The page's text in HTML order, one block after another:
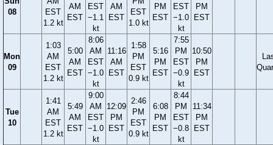
08
EST
1.2 kt
AM
EST
EST
−1.1
kt
AM
EST
EST
1.0 kt
PM
EST
EST
−1.0
kt
PM
EST
Mon
09
1:03
AM
EST
1.2 kt
5:00
AM
EST
8:06
AM
EST
−1.0
kt
11:16
AM
EST
1:58
PM
EST
0.9 kt
5:16
PM
EST
7:55
PM
EST
−0.9
kt
10:50
PM
EST
Tue
10
1:41
AM
EST
1.2 kt
5:49
AM
EST
9:00
AM
EST
−1.0
kt
12:09
PM
EST
2:46
PM
EST
0.9 kt
6:08
PM
EST
8:44
PM
EST
−0.8
kt
11:34
PM
EST